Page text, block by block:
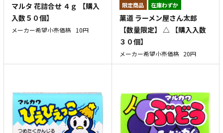
マルタ 花詰合せ ４ｇ 【購入
入数５０個】
メーカー希望小売価格 10円
在庫わずか
菓道 ラーメン屋さん太郎
【数量限定】 △ 【購入入数
３０個】
メーカー希望小売価格 20円